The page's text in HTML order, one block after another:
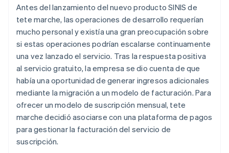
Antes del lanzamiento del nuevo producto SINIS de
tete marche, las operaciones de desarrollo requerían
mucho personal y existía una gran preocupación sobre
si estas operaciones podrían escalarse continuamente
una vez lanzado el servicio. Tras la respuesta positiva
al servicio gratuito, la empresa se dio cuenta de que
había una oportunidad de generar ingresos adicionales
mediante la migración a un modelo de facturación. Para
ofrecer un modelo de suscripción mensual, tete
marche decidió asociarse con una plataforma de pagos
para gestionar la facturación del servicio de
suscripción.